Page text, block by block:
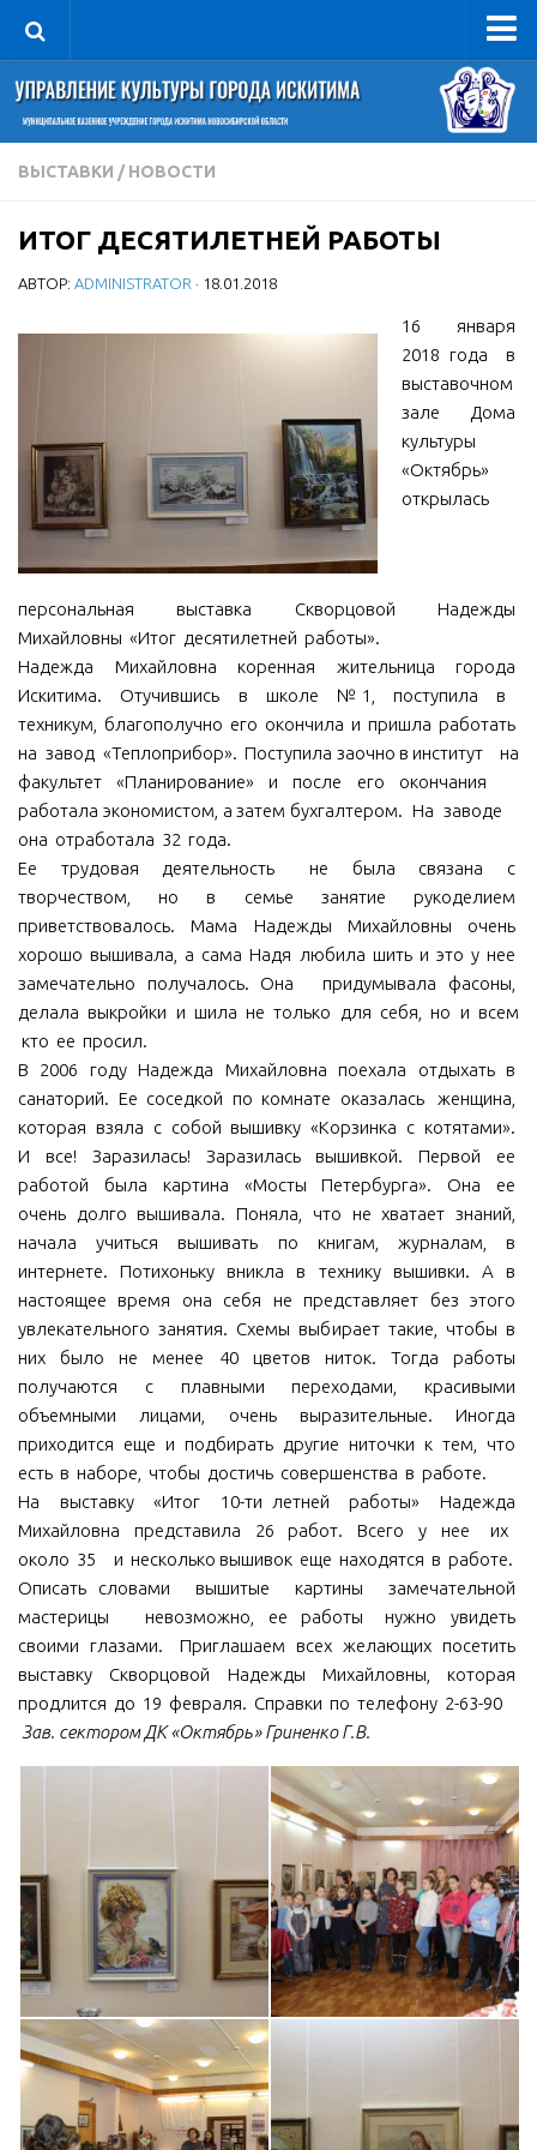
Управление
Руководитель
Сведения об организации
Книга почета культуры
Фотогалерея
Противодействие коррупции
Отчеты о деятельности
Учреждения культуры
МБУ Дом культуры «Молодость»
МБУ Дом культуры «Октябрь»
МБОУ ДО «Детская школа искусств»
МБОУ ДО «Детская музыкальная школа»
МБУК «Искитимский городской историко-художественный
музей»
МБУ Парк культуры и отдыха им. И.В. Коротеева
МБУК «Централизованная библиотечная система»
ДК «Россия»
Афиша
Независимая оценка качества
ВЫСТАВКИ / НОВОСТИ
ИТОГ ДЕСЯТИЛЕТНЕЙ РАБОТЫ
АВТОР: ADMINISTRATOR · 18.01.2018
16 января
2018 года в
выставочном
зале Дома
культуры
«Октябрь»
открылась
персональная выставка Скворцовой Надежды
Михайловны «Итог десятилетней работы».
Надежда Михайловна коренная жительница города
Искитима. Отучившись в школе №1, поступила в
техникум, благополучно его окончила и пришла работать
на завод «Теплоприбор». Поступила заочно в институт на
факультет «Планирование» и после его окончания
работала экономистом, а затем бухгалтером. На заводе
она отработала 32 года.
Ее трудовая деятельность не была связана с
творчеством, но в семье занятие рукоделием
приветствовалось. Мама Надежды Михайловны очень
хорошо вышивала, а сама Надя любила шить и это у нее
замечательно получалось. Она придумывала фасоны,
делала выкройки и шила не только для себя, но и всем
кто ее просил.
В 2006 году Надежда Михайловна поехала отдыхать в
санаторий. Ее соседкой по комнате оказалась женщина,
которая взяла с собой вышивку «Корзинка с котятами».
И все! Заразилась! Заразилась вышивкой. Первой ее
работой была картина «Мосты Петербурга». Она ее
очень долго вышивала. Поняла, что не хватает знаний,
начала учиться вышивать по книгам, журналам, в
интернете. Потихоньку вникла в технику вышивки. А в
настоящее время она себя не представляет без этого
увлекательного занятия. Схемы выбирает такие, чтобы в
них было не менее 40 цветов ниток. Тогда работы
получаются с плавными переходами, красивыми
объемными лицами, очень выразительные. Иногда
приходится еще и подбирать другие ниточки к тем, что
есть в наборе, чтобы достичь совершенства в работе.
На выставку «Итог 10-ти летней работы» Надежда
Михайловна представила 26 работ. Всего у нее их
около 35 и несколько вышивок еще находятся в работе.
Описать словами вышитые картины замечательной
мастерицы невозможно, ее работы нужно увидеть
своими глазами. Приглашаем всех желающих посетить
выставку Скворцовой Надежды Михайловны, которая
продлится до 19 февраля. Справки по телефону 2-63-90
Зав. сектором ДК «Октябрь» Гриненко Г.В.